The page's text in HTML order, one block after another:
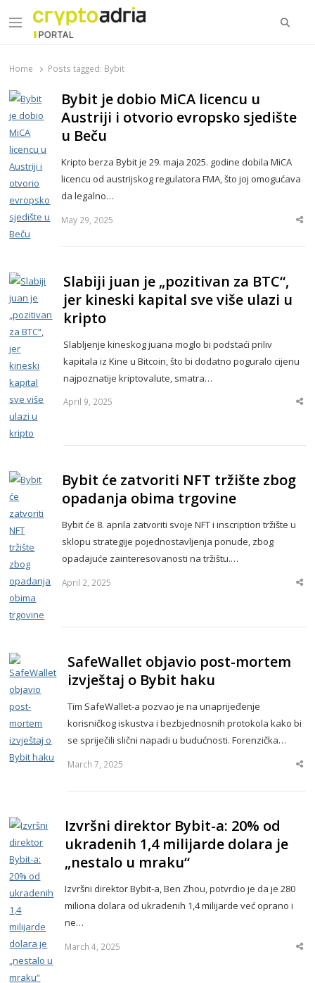
Menu
Home Posts tagged: Bybit
Bybit je dobio MiCA licencu u
Austriji i otvorio evropsko sjedište
u Beču
Kripto berza Bybit je 29. maja 2025. godine dobila MiCA
licencu od austrijskog regulatora FMA, što joj omogućava
da legalno…
May 29, 2025
Slabiji juan je „pozitivan za BTC“,
jer kineski kapital sve više ulazi u
kripto
Slabljenje kineskog juana moglo bi podstaći priliv
kapitala iz Kine u Bitcoin, što bi dodatno poguralo cijenu
najpoznatije kriptovalute, smatra…
April 9, 2025
Bybit će zatvoriti NFT tržište zbog
opadanja obima trgovine
Bybit će 8. aprila zatvoriti svoje NFT i inscription tržište u
sklopu strategije pojednostavljenja ponude, zbog
opadajuće zainteresovanosti na tržištu.…
April 2, 2025
SafeWallet objavio post-mortem
izvještaj o Bybit haku
Tim SafeWallet-a pozvao je na unaprijeđenje
korisničkog iskustva i bezbjednosnih protokola kako bi
se spriječili slični napadi u budućnosti. Forenzička…
March 7, 2025
Izvršni direktor Bybit-a: 20% od
ukradenih 1,4 milijarde dolara je
„nestalo u mraku“
Izvršni direktor Bybit-a, Ben Zhou, potvrdio je da je 280
miliona dolara od ukradenih 1,4 milijarde već oprano i
ne…
March 4, 2025